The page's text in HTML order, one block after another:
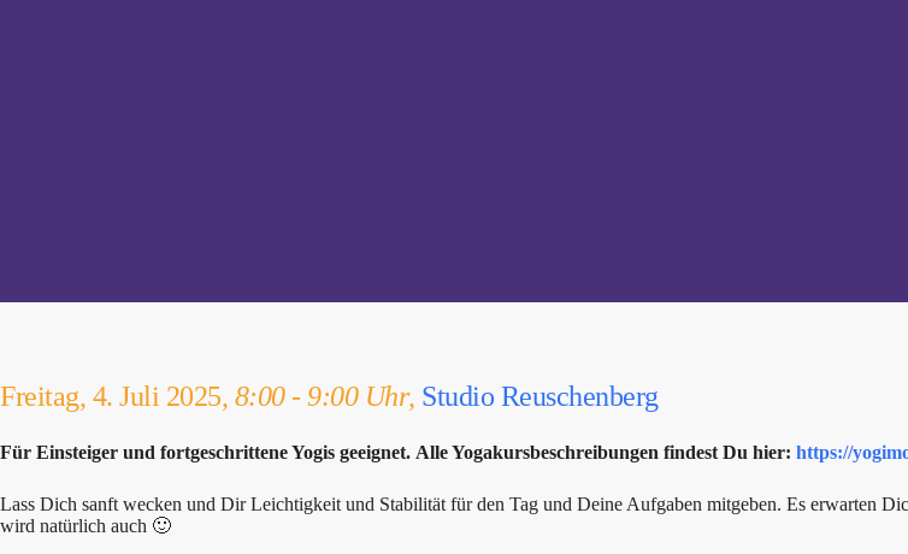
Freitag, 4. Juli 2025, 8:00 - 9:00 Uhr, Studio Reuschenberg
Für Einsteiger und fortgeschrittene Yogis geeignet. Alle Yogakursbeschreibungen findest Du hier: https://
Lass Dich sanft wecken und Dir Leichtigkeit und Stabilität für den Tag und Deine Aufgaben mitgeben. Es erwarten
wird natürlich auch 🙂